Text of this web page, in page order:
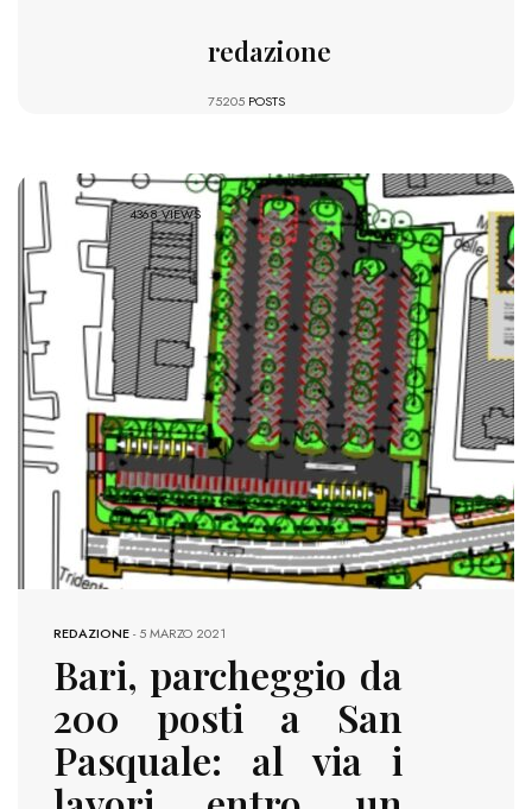
redazione
75205 POSTS
4368 VIEWS
REDAZIONE-5 MARZO 2021
Bari, parcheggio da
200 posti a San
Pasquale: al via i